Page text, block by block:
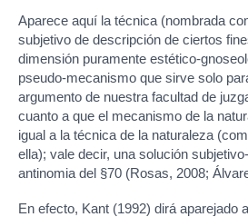
Aparece aquí la técnica (nombrada
subjetivo de descripción de ciertos
dimensión puramente estético-
pseudo-mecanismo que sirve solo
argumento de nuestra facultad de
cuanto a que el mecanismo de la
igual a la técnica de la naturaleza
ella); vale decir, una solución
antinomia del §70 (Rosas, 2008;
En efecto, Kant (1992) dirá aparejado